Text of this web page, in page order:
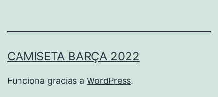
CAMISETA BARÇA 2022
Funciona gracias a WordPress.